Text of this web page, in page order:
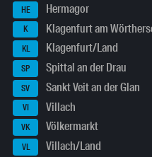
HE Hermagor
K Klagenfurt am
KL Klagenfurt/Land
SP Spittal an der Drau
SV Sankt Veit an der Glan
VI Villach
VK Völkermarkt
VL Villach/Land